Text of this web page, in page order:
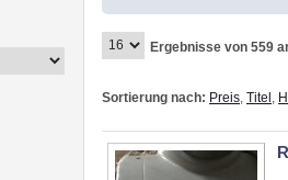
Ergebnisse von 559
Sortierung nach: Preis Titel